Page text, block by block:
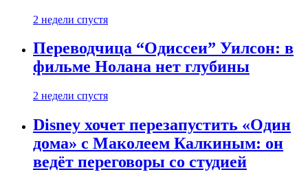
2 недели спустя
Переводчица “Одиссеи” Уилсон: в
фильме Нолана нет глубины
2 недели спустя
Disney хочет перезапустить «Один
дома» с Маколеем Калкиным: он
ведёт переговоры со студией